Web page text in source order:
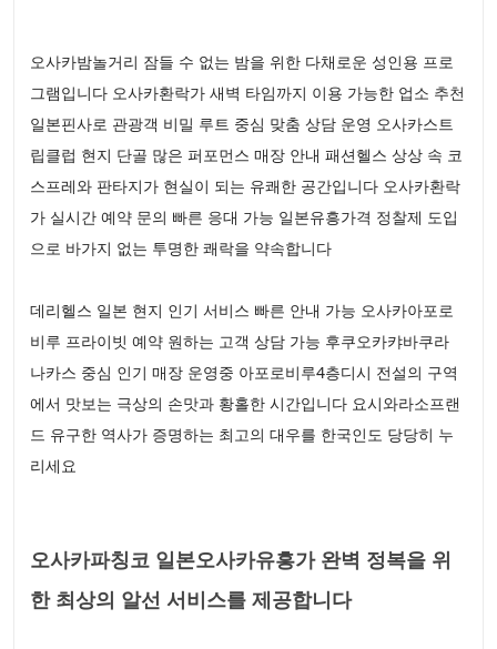
오사카밤놀거리 잠들 수 없는 밤을 위한 다채로운 성인용 프로
그램입니다 오사카환락가 새벽 타임까지 이용 가능한 업소 추천
일본핀사로 관광객 비밀 루트 중심 맞춤 상담 운영 오사카스트
립클럽 현지 단골 많은 퍼포먼스 매장 안내 패션헬스 상상 속 코
스프레와 판타지가 현실이 되는 유쾌한 공간입니다 오사카환락
가 실시간 예약 문의 빠른 응대 가능 일본유흥가격 정찰제 도입
으로 바가지 없는 투명한 쾌락을 약속합니다
데리헬스 일본 현지 인기 서비스 빠른 안내 가능 오사카아포로
비루 프라이빗 예약 원하는 고객 상담 가능 후쿠오카캬바쿠라
나카스 중심 인기 매장 운영중 아포로비루4층디시 전설의 구역
에서 맛보는 극상의 손맛과 황홀한 시간입니다 요시와라소프랜
드 유구한 역사가 증명하는 최고의 대우를 한국인도 당당히 누
리세요
오사카파칭코 일본오사카유흥가 완벽 정복을 위
한 최상의 알선 서비스를 제공합니다